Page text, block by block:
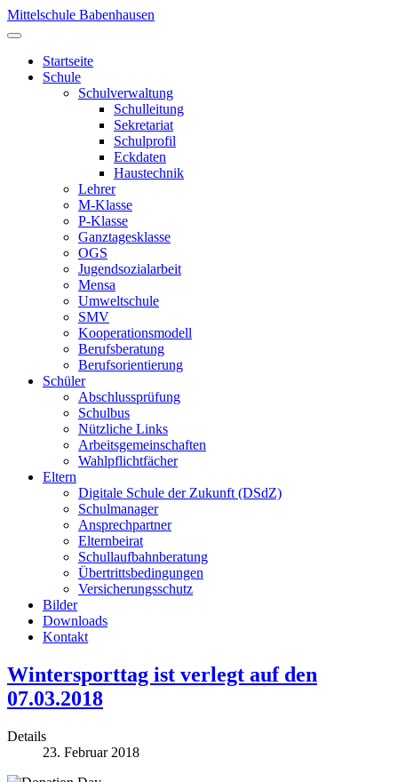
Mittelschule Babenhausen
Startseite
Schule
Schulverwaltung
Schulleitung
Sekretariat
Schulprofil
Eckdaten
Haustechnik
Lehrer
M-Klasse
P-Klasse
Ganztagesklasse
OGS
Jugendsozialarbeit
Mensa
Umweltschule
SMV
Kooperationsmodell
Berufsberatung
Berufsorientierung
Schüler
Abschlussprüfung
Schulbus
Nützliche Links
Arbeitsgemeinschaften
Wahlpflichtfächer
Eltern
Digitale Schule der Zukunft (DSdZ)
Schulmanager
Ansprechpartner
Elternbeirat
Schullaufbahnberatung
Übertrittsbedingungen
Versicherungsschutz
Bilder
Downloads
Kontakt
Wintersporttag ist verlegt auf den
07.03.2018
Details
23. Februar 2018